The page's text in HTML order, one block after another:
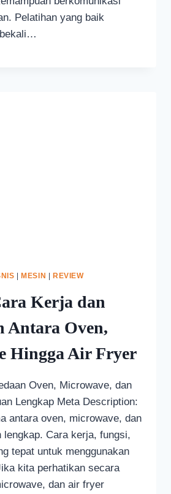
Pelatihan yang baik
MESIN REVIEW
Kerja dan
Antara Oven,
Hingga Air Fryer
Oven, Microwave, dan
Lengkap Meta Description:
antara oven, microwave, dan
lengkap. Cara kerja, fungsi,
tepat untuk menggunakan
kita perhatikan secara
dan air fryer